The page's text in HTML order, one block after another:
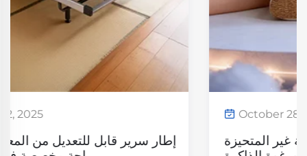
إطار سرير قابل للتعديل من المعدن والخشب: